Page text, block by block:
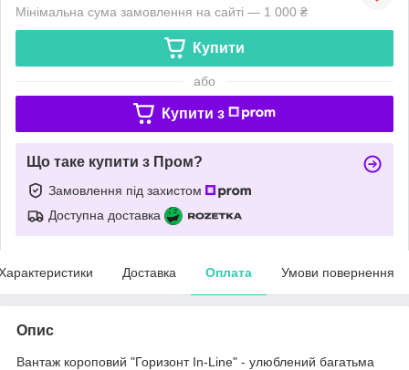
Мінімальна сума замовлення на сайті — 1 000 ₴
Купити
або
Купити з
Що таке купити з Пром?
Замовлення під захистом
Доступна доставка
Доставка Оплата Умови повернення
Опис
Вантаж короповий "Горизонт In-Line" - улюблений багатьма